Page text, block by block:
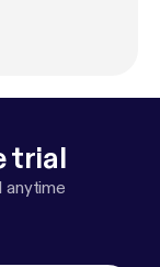
Si quieres
en vídeo
DkAu
trial
anytime